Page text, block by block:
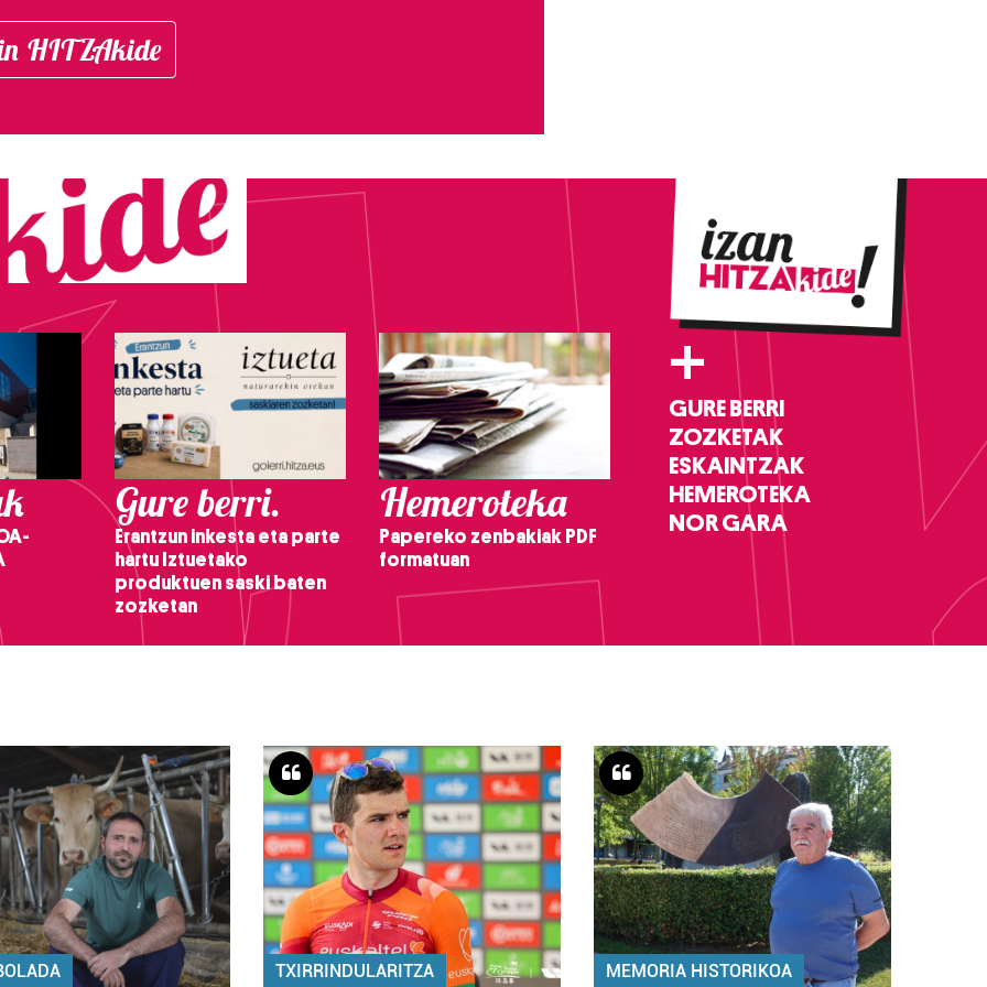
HITZAkide
Gure berri.
Erantzun inkesta eta parte
hartu Iztuetako
produktuen saski baten
zozketan
Hemeroteka
Papereko zenbakiak PDF
formatuan
+
GURE BERRI
ZOZKETAK
ESKAINTZAK
HEMEROTEKA
NOR GARA
TXIRRINDULARITZA MEMORIA HISTORIKOA